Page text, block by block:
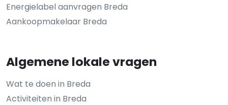
Energielabel aanvragen Breda
Aankoopmakelaar Breda
Algemene lokale vragen
Wat te doen in Breda
Activiteiten in Breda